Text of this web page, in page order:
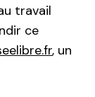
travail
ce
, un